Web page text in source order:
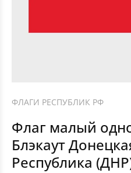
ФЛАГИ РЕСПУБЛИК РФ
Флаг малый
Блэкаут
Республика